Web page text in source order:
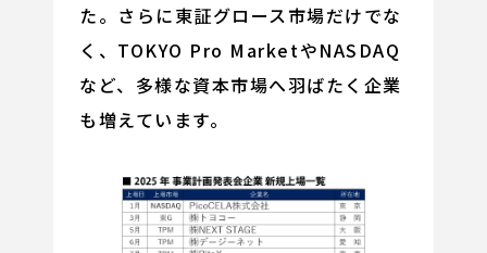
た。さらに東証グロース市場だけでな
く、TOKYO Pro MarketやNASDAQ
など、多様な資本市場へ羽ばたく企業
も増えています。